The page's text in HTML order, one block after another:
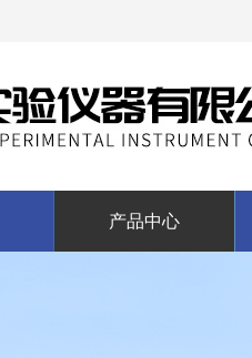
产品中心